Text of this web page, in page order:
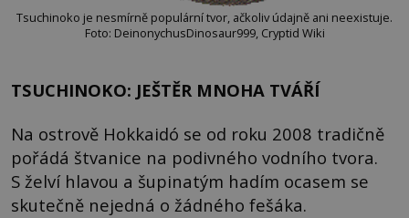
Tsuchinoko je nesmírně populární tvor, ačkoliv údajně ani neexistuje.
Foto: DeinonychusDinosaur999, Cryptid Wiki
TSUCHINOKO: JEŠTĚR MNOHA TVÁŘÍ
Na ostrově Hokkaidó se od roku 2008 tradičně
pořádá štvanice na podivného vodního tvora.
S želví hlavou a šupinatým hadím ocasem se
skutečně nejedná o žádného fešáka.